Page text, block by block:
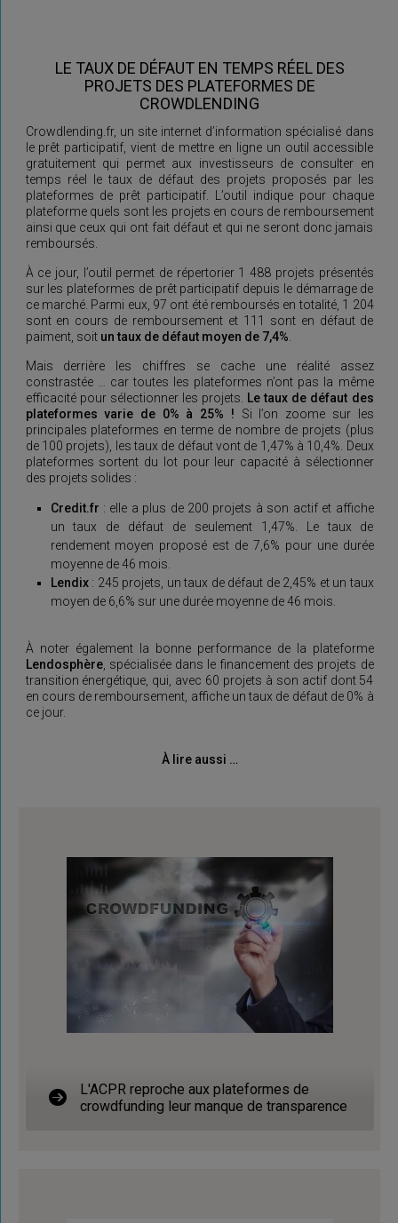
LE TAUX DE DÉFAUT EN TEMPS RÉEL DES
PROJETS DES PLATEFORMES DE
CROWDLENDING
Crowdlending.fr, un site internet d’information spécialisé dans
le prêt participatif, vient de mettre en ligne un outil accessible
gratuitement qui permet aux investisseurs de consulter en
temps réel le taux de défaut des projets proposés par les
plateformes de prêt participatif. L’outil indique pour chaque
plateforme quels sont les projets en cours de remboursement
ainsi que ceux qui ont fait défaut et qui ne seront donc jamais
remboursés.
À ce jour, l’outil permet de répertorier 1 488 projets présentés
sur les plateformes de prêt participatif depuis le démarrage de
ce marché. Parmi eux, 97 ont été remboursés en totalité, 1 204
sont en cours de remboursement et 111 sont en défaut de
paiment, soit un taux de défaut moyen de 7,4%
Mais derrière les chiffres se cache une réalité assez
constrastée … car toutes les plateformes n’ont pas la même
efficacité pour sélectionner les projets.
Le taux de défaut des
plateformes varie de 0% à 25% ! Si l’on zoome sur les
principales plateformes en terme de nombre de projets (plus
de 100 projets), les taux de défaut vont de 1,47% à 10,4%. Deux
plateformes sortent du lot pour leur capacité à sélectionner
des projets solides :
Credit.fr : elle a plus de 200 projets à son actif et affiche
un taux de défaut de seulement 1,47%. Le taux de
rendement moyen proposé est de 7,6% pour une durée
moyenne de 46 mois.
Lendix: 245 projets, un taux de défaut de 2,45% et un taux
moyen de 6,6% sur une durée moyenne de 46 mois.
À noter également la bonne performance de la plateforme
Lendosphère, spécialisée dans le financement des projets de
transition énergétique, qui, avec 60 projets à son actif dont 54
en cours de remboursement, affiche un taux de défaut de 0% à
ce jour.
À lire aussi …
L'ACPR reproche aux plateformes de
crowdfunding leur manque de transparence